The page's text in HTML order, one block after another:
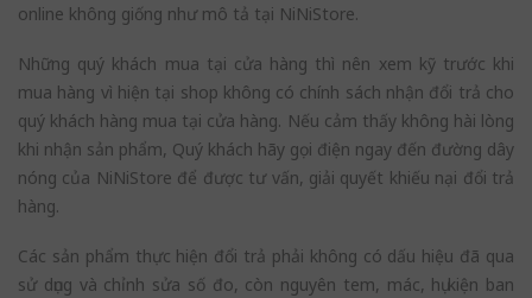
online không giống như mô tả tại NiNiStore.
Những quý khách mua tại cửa hàng thì nên xem kỹ trước khi
mua hàng vì hiện tại shop không có chính sách nhận đổi trả cho
quý khách hàng mua tại cửa hàng. Nếu cảm thấy không hài lòng
khi nhận sản phẩm, Quý khách hãy gọi điện ngay đến đường dây
nóng của NiNiStore để được tư vấn, giải quyết khiếu nại đổi trả
hàng.
Các sản phẩm thực hiện đổi trả phải không có dấu hiệu đã qua
sử dụng và chỉnh sửa số đo, còn nguyên tem, mác, hụ kiện ban